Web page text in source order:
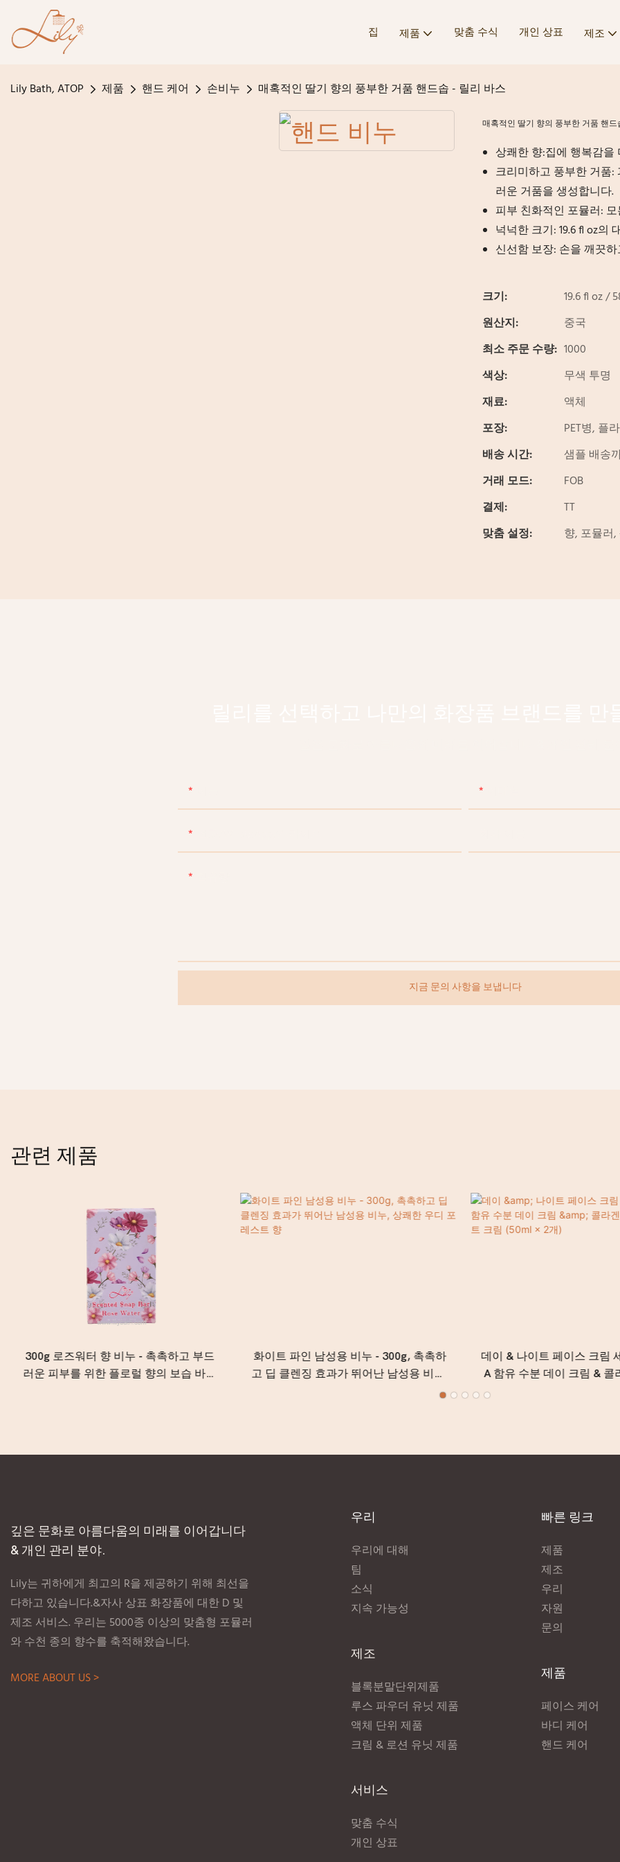
집 제품 맞춤 수식 개인 상표 제조
Lily Bath, ATOP 제품 핸드 케어 손비누 매혹적인 딸기 향의 풍부한 거품 핸드솝 - 릴리 바스
매혹적인 딸기 향의 풍부한 거품 핸드
상쾌한 향:​​집에 행복감
크리미하고 풍부한 거품
러운 거품을 생성합니다.
피부 친화적인 포뮬러:
넉넉한 크기: 19.6 fl oz의
신선함 보장: 손을 깨끗
크기:
19.6 fl oz /
원산지:
중국
최소 주문 수량: 1000
색상:
무색 투명
재료:
액체
포장:
PET병, 플
배송 시간:
샘플 배송
거래 모드:
FOB
결제:
TT
맞춤 설정:
향, 포뮬러
지금 문의 사항을 보냅니다
관련 제품
300g 로즈워터 향 비누 - 촉촉하고 부드
러운 피부를 위한 플로럴 향의 보습 바디
화이트 파인 남성용 비누 - 300g, 촉촉하
고 딥 클렌징 효과가 뛰어난 남성용 비누,
데이 & 나이트 페이스 크림
A 함유 수분 데이 크림 & 콜
깊은 문화로 아름다움의 미래를 이어갑니다
& 개인 관리 분야.
Lily는 귀하에게 최고의 R을 제공하기 위해 최선을
다하고 있습니다.&자사 상표 화장품에 대한 D 및
제조 서비스. 우리는 5000종 이상의 맞춤형 포뮬러
와 수천 종의 향수를 축적해왔습니다.
MORE ABOUT US >
우리
우리에 대해
팀
소식
지속 가능성
제조
블록분말단위제품
루스 파우더 유닛 제품
액체 단위 제품
크림 & 로션 유닛 제품
서비스
맞춤 수식
개인 상표
빠른 링크
제품
제조
우리
자원
문의
제품
페이스 케어
바디 케어
핸드 케어